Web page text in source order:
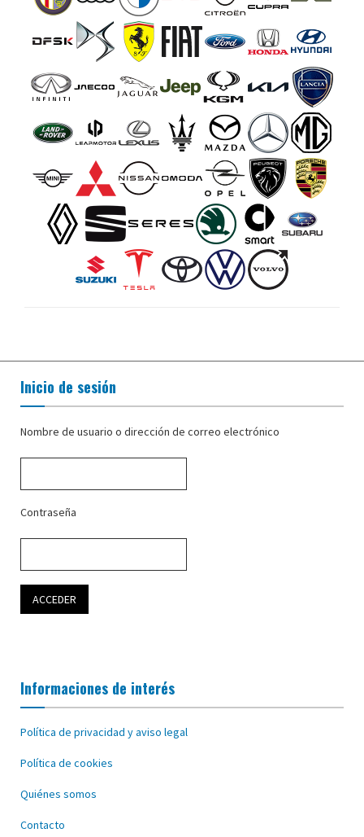
Inicio de sesión
Nombre de usuario o dirección de correo electrónico
Contraseña
Informaciones de interés
Política de privacidad y aviso legal
Política de cookies
Quiénes somos
Contacto